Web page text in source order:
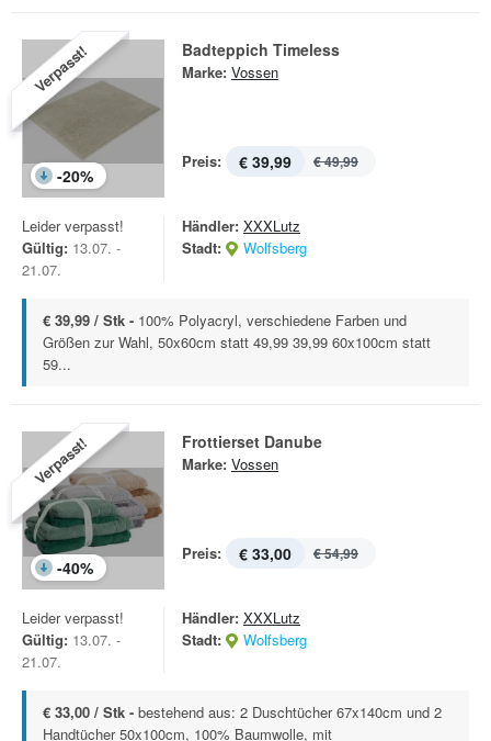
Verpasst!
-20%
Badteppich Timeless
Marke: Vossen
Preis: € 39,99 € 49,99
Leider verpasst!
Gültig: 13.07. -
21.07.
Händler: XXXLutz
Stadt:
Wolfsberg
€ 39,99 / Stk - 100% Polyacryl, verschiedene Farben und
Größen zur Wahl, 50x60cm statt 49,99 39,99 60x100cm statt
59...
Verpasst!
-40%
Frottierset Danube
Marke: Vossen
Preis: € 33,00 € 54,99
Leider verpasst!
Gültig: 13.07. -
21.07.
Händler: XXXLutz
Stadt:
Wolfsberg
€ 33,00 / Stk - bestehend aus: 2 Duschtücher 67x140cm und 2
Handtücher 50x100cm, 100% Baumwolle, mit